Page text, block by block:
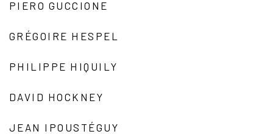
PIERO GUCCIONE
GRÉGOIRE HESPEL
PHILIPPE HIQUILY
DAVID HOCKNEY
JEAN IPOUSTÉGUY